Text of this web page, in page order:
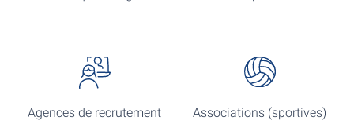
Agences de recrutement Associations (sportives)